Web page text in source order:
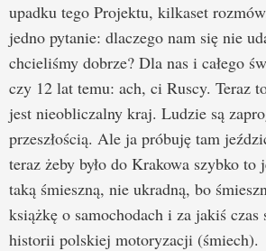
upadku tego Projektu, kilkaset
jedno pytanie: dlaczego nam się nie
chcieliśmy dobrze? Dla nas i całego
czy 12 lat temu: ach, ci Ruscy. Teraz
jest nieobliczalny kraj. Ludzie są
przeszłością. Ale ja próbuję tam
teraz żeby było do Krakowa szybko to
taką śmieszną, nie ukradną, bo
książkę o samochodach i za jakiś czas
historii polskiej motoryzacji (śmiech).